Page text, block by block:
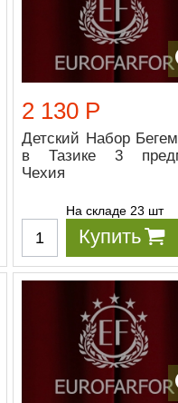
2 130 Р
Детский Набор
в Тазике 3
Чехия
На складе 23 шт
Купить